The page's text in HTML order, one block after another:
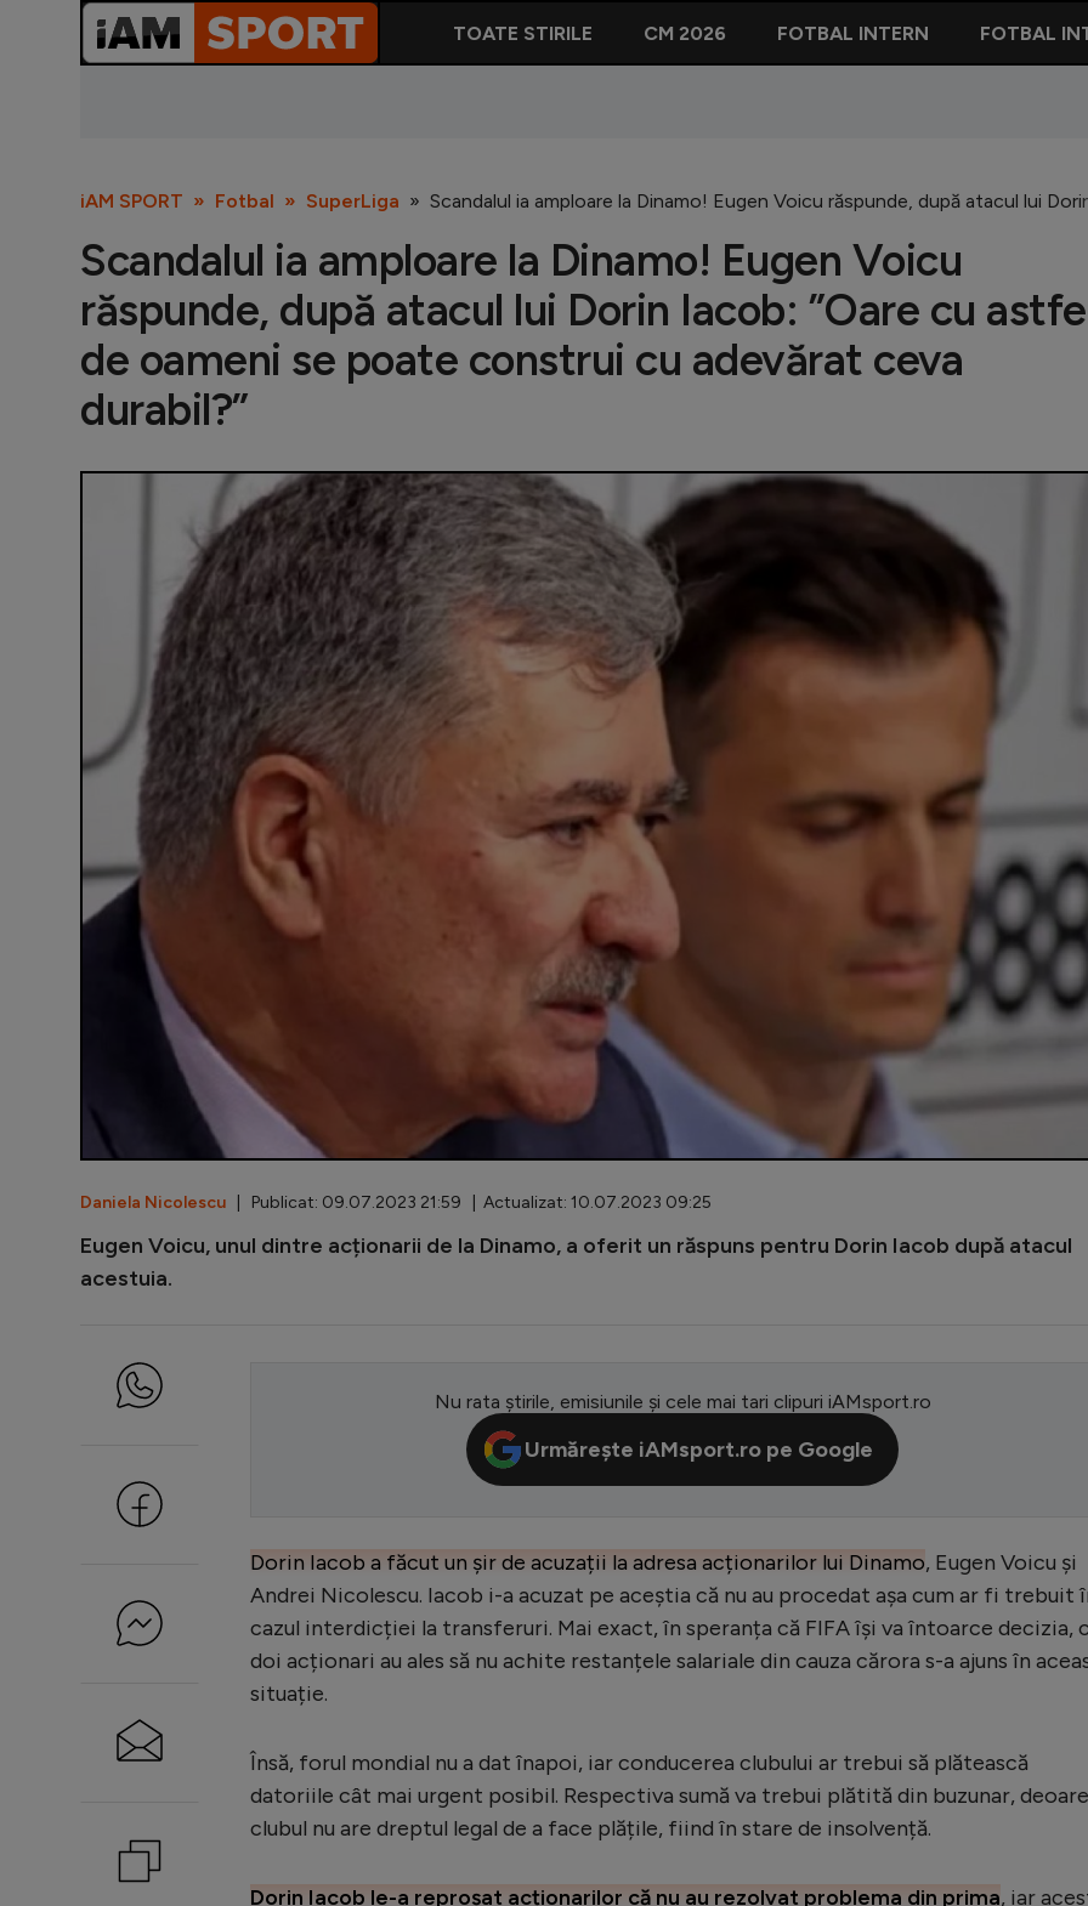
TOATE STIRILE CM 2026 FOTBAL INTERN FOTBAL
iAM SPORT Fotbal SuperLiga Scandalul ia amploare la Dinamo! Eugen Voicu răspunde, după atacul lui
Scandalul ia amploare la Dinamo! Eugen Voicu
răspunde, după atacul lui Dorin Iacob: ”Oare cu
de oameni se poate construi cu adevărat ceva
durabil?”
Daniela Nicolescu | Publicat: 09.07.2023 21:59 | Actualizat: 10.07.2023 09:25
Eugen Voicu, unul dintre acționarii de la Dinamo, a oferit un răspuns pentru Dorin Iacob după atacul
acestuia.
Nu rata știrile, emisiunile și cele mai tari clipuri iAMsport.ro
Urmărește iAMsport.ro pe Google
Dorin Iacob a făcut un șir de acuzații la adresa acționarilor lui Dinamo, Eugen Voicu și
Andrei Nicolescu. Iacob i-a acuzat pe aceștia că nu au procedat așa cum ar fi trebuit
cazul interdicției la transferuri. Mai exact, în speranța că FIFA își va întoarce decizia,
doi acționari au ales să nu achite restanțele salariale din cauza cărora s-a ajuns în
situație.
Însă, forul mondial nu a dat înapoi, iar conducerea clubului ar trebui să plătească
datoriile cât mai urgent posibil. Respectiva sumă va trebui plătită din buzunar,
clubul nu are dreptul legal de a face plățile, fiind în stare de insolvență.
Dorin Iacob le-a reproșat acționarilor că nu au rezolvat problema din prima, iar